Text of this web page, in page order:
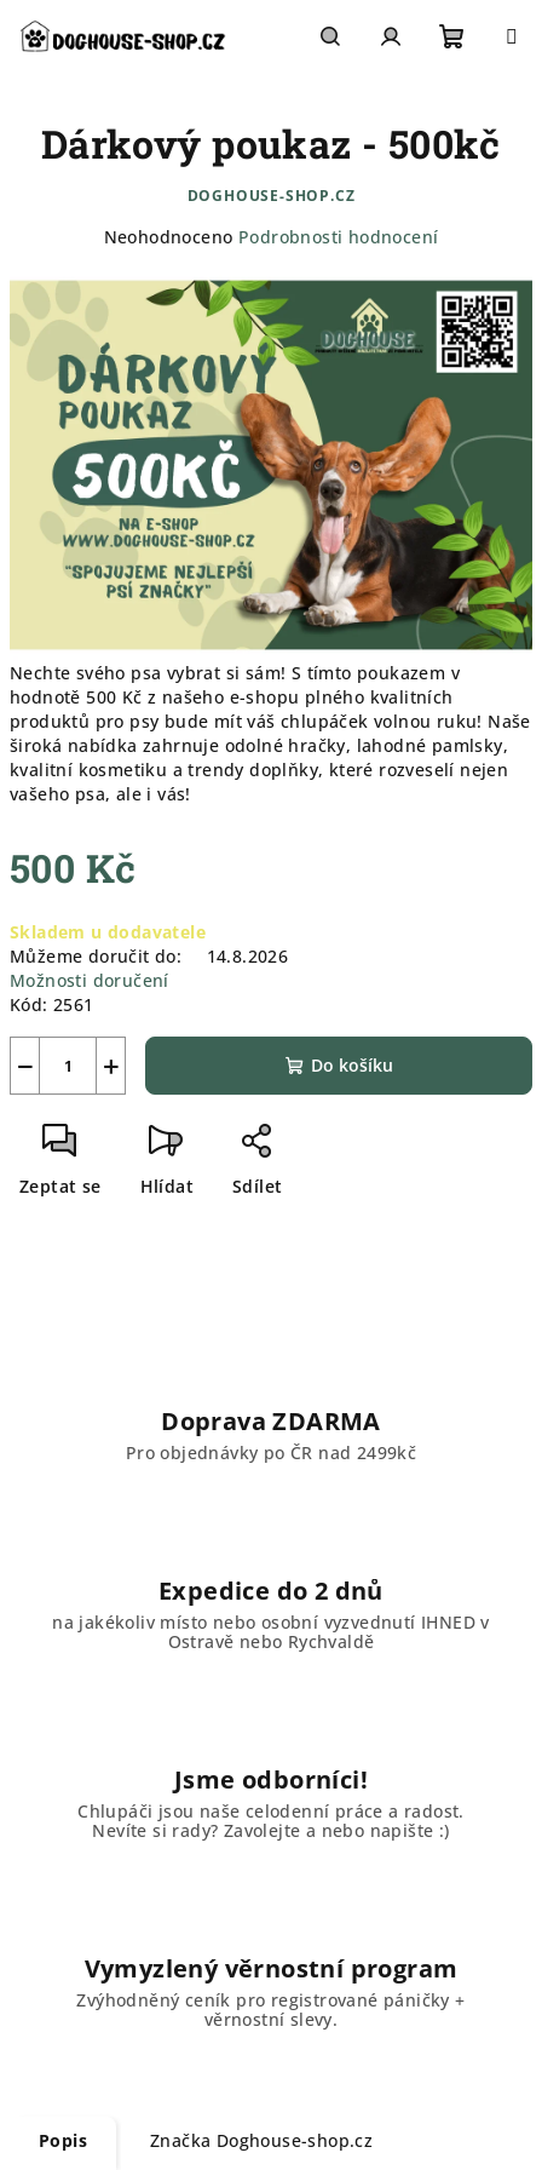
obsah
košík
Nechte svého psa vybrat si sám! S tímto poukazem v
hodnotě 500 Kč z našeho e-shopu plného kvalitních
produktů pro psy bude mít váš chlupáček volnou ruku! Naše
široká nabídka zahrnuje odolné hračky, lahodné pamlsky,
kvalitní kosmetiku a trendy doplňky, které rozveselí nejen
vašeho psa, ale i vás!
500 Kč
cena:
Skladem u dodavatele
Můžeme doručit do:
14.8.2026
Možnosti doručení
Kód: 2561
+
− Do košíku
Zeptat se Hlídat Sdílet
Dárkový poukaz - 500kč
DOGHOUSE-SHOP.CZ
Průměrné
produktu
je
0,0
z
5
hvězdiček.
Neohodnoceno Podrobnosti hodnocení
Doprava ZDARMA
Pro objednávky po ČR nad 2499kč
Expedice do 2 dnů
na jakékoliv místo nebo osobní vyzvednutí IHNED v
Ostravě nebo Rychvaldě
Jsme odborníci!
Chlupáči jsou naše celodenní práce a radost.
Nevíte si rady? Zavolejte a nebo napište :)
Vymyzlený věrnostní program
Zvýhodněný ceník pro registrované páničky +
věrnostní slevy.
Popis Značka Doghouse-shop.cz